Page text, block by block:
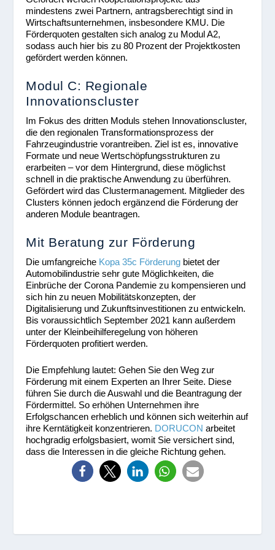
mindestens zwei Partnern, antragsberechtigt sind in
Wirtschaftsunternehmen, insbesondere KMU. Die
Förderquoten gestalten sich analog zu Modul A2,
sodass auch hier bis zu 80 Prozent der Projektkosten
gefördert werden können.
Modul C: Regionale
Innovationscluster
Im Fokus des dritten Moduls stehen Innovationscluster,
die den regionalen Transformationsprozess der
Fahrzeugindustrie vorantreiben. Ziel ist es, innovative
Formate und neue Wertschöpfungsstrukturen zu
erarbeiten – vor dem Hintergrund, diese möglichst
schnell in die praktische Anwendung zu überführen.
Gefördert wird das Clustermanagement. Mitglieder des
Clusters können jedoch ergänzend die Förderung der
anderen Module beantragen.
Mit Beratung zur Förderung
Die umfangreiche Kopa 35c Förderung bietet der
Automobilindustrie sehr gute Möglichkeiten, die
Einbrüche der Corona Pandemie zu kompensieren und
sich hin zu neuen Mobilitätskonzepten, der
Digitalisierung und Zukunftsinvestitionen zu entwickeln.
Bis voraussichtlich September 2021 kann außerdem
unter der Kleinbeihilferegelung von höheren
Förderquoten profitiert werden.
Die Empfehlung lautet: Gehen Sie den Weg zur
Förderung mit einem Experten an Ihrer Seite. Diese
führen Sie durch die Auswahl und die Beantragung der
Fördermittel. So erhöhen Unternehmen ihre
Erfolgschancen erheblich und können sich weiterhin auf
ihre Kerntätigkeit konzentrieren. DORUCON arbeitet
hochgradig erfolgsbasiert, womit Sie versichert sind,
dass die Interessen in die gleiche Richtung gehen.